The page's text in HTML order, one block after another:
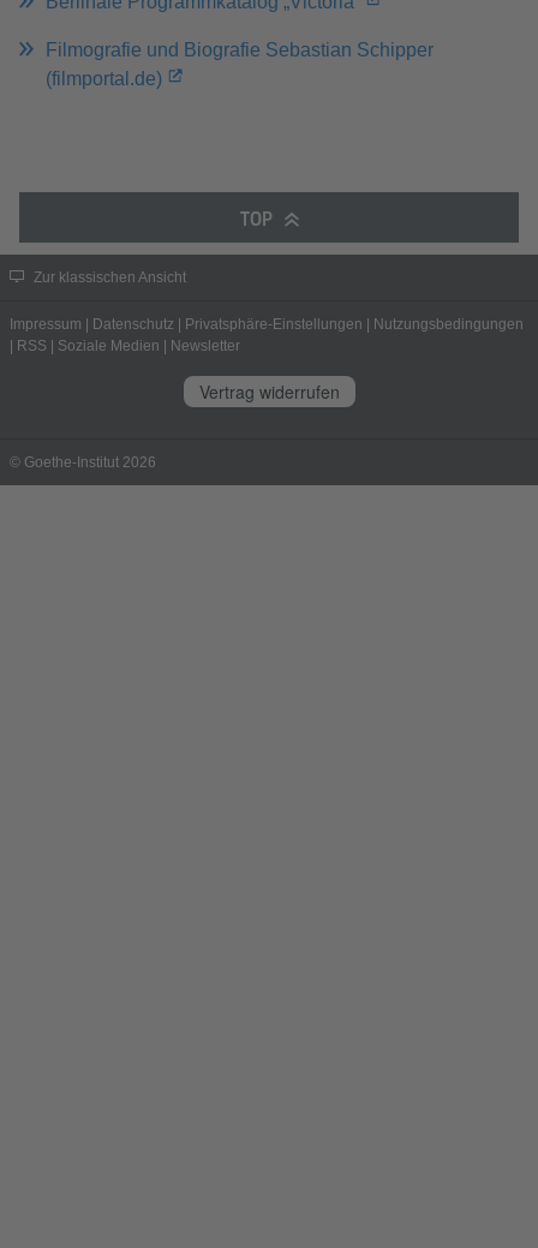
Filmografie und Biografie Sebastian Schipper
(filmportal.de)
TOP
Zur klassischen Ansicht
Impressum Datenschutz Privatsphäre-Einstellungen
Nutzungsbedingungen
RSS Soziale Medien Newsletter
Vertrag widerrufen
© Goethe-Institut 2026